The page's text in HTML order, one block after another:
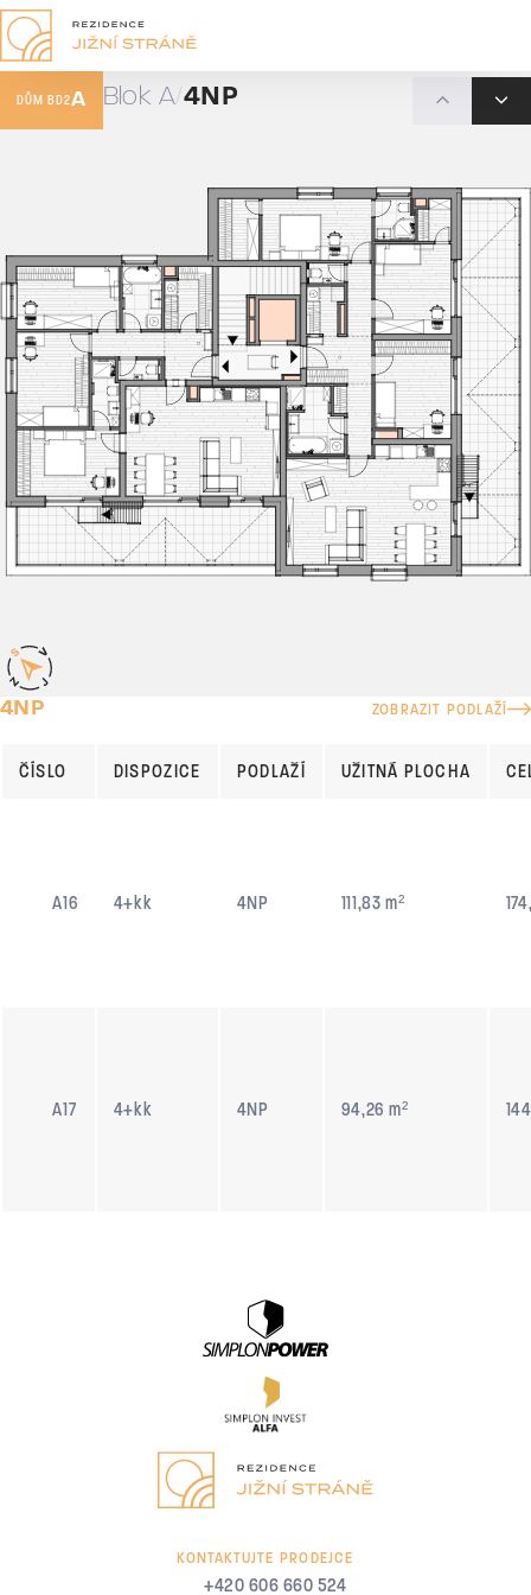
DŮM BD2A Blok A 4NP
4NP ZOBRAZIT PODLAŽÍ
ČÍSLO DISPOZICE PODLAŽÍ UŽITNÁ PLOCHA
A16 4+kk 4NP 111,83 m²
A17 4+kk 4NP 94,26 m²
KONTAKTUJTE PRODEJCE
+420 606 660 524